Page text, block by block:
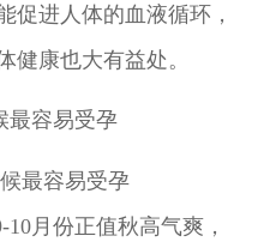
促进人体的血液循环，
健康也大有益处。
最容易受孕
10月份正值秋高气爽，